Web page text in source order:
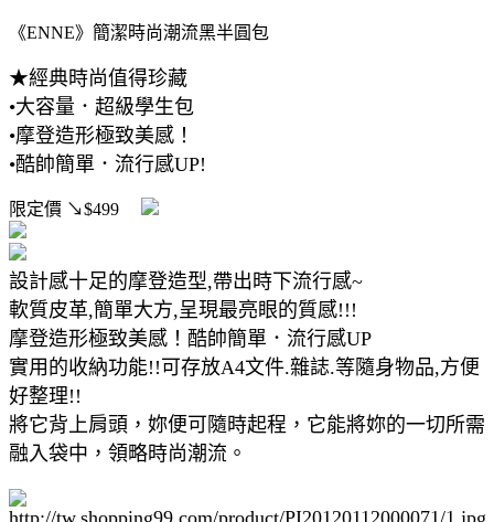
《ENNE》簡潔時尚潮流黑半圓包
★經典時尚值得珍藏
•大容量．超級學生包
•摩登造形極致美感！
•酷帥簡單．流行感UP!
限定價 ↘$499
設計感十足的摩登造型,帶出時下流行感~
軟質皮革,簡單大方,呈現最亮眼的質感!!!
摩登造形極致美感！酷帥簡單．流行感UP
實用的收納功能!!可存放A4文件.雜誌.等隨身物品,方便
好整理!!
將它背上肩頭，妳便可隨時起程，它能將妳的一切所需
融入袋中，領略時尚潮流。